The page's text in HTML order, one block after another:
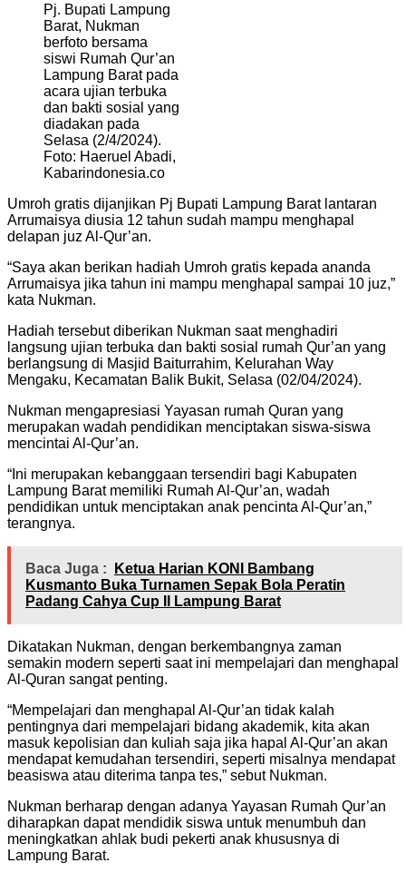
Pj. Bupati Lampung
Barat, Nukman
berfoto bersama
siswi Rumah Qur’an
Lampung Barat pada
acara ujian terbuka
dan bakti sosial yang
diadakan pada
Selasa (2/4/2024).
Foto: Haeruel Abadi,
Kabarindonesia.co
Umroh gratis dijanjikan Pj Bupati Lampung Barat lantaran
Arrumaisya diusia 12 tahun sudah mampu menghapal
delapan juz Al-Qur’an.
“Saya akan berikan hadiah Umroh gratis kepada ananda
Arrumaisya jika tahun ini mampu menghapal sampai 10 juz,”
kata Nukman.
Hadiah tersebut diberikan Nukman saat menghadiri
langsung ujian terbuka dan bakti sosial rumah Qur’an yang
berlangsung di Masjid Baiturrahim, Kelurahan Way
Mengaku, Kecamatan Balik Bukit, Selasa (02/04/2024).
Nukman mengapresiasi Yayasan rumah Quran yang
merupakan wadah pendidikan menciptakan siswa-siswa
mencintai Al-Qur’an.
“Ini merupakan kebanggaan tersendiri bagi Kabupaten
Lampung Barat memiliki Rumah Al-Qur’an, wadah
pendidikan untuk menciptakan anak pencinta Al-Qur’an,”
terangnya.
Baca Juga :
Ketua Harian KONI Bambang
Kusmanto Buka Turnamen Sepak Bola Peratin
Padang Cahya Cup II Lampung Barat
Dikatakan Nukman, dengan berkembangnya zaman
semakin modern seperti saat ini mempelajari dan menghapal
Al-Quran sangat penting.
“Mempelajari dan menghapal Al-Qur’an tidak kalah
pentingnya dari mempelajari bidang akademik, kita akan
masuk kepolisian dan kuliah saja jika hapal Al-Qur’an akan
mendapat kemudahan tersendiri, seperti misalnya mendapat
beasiswa atau diterima tanpa tes,” sebut Nukman.
Nukman berharap dengan adanya Yayasan Rumah Qur’an
diharapkan dapat mendidik siswa untuk menumbuh dan
meningkatkan ahlak budi pekerti anak khususnya di
Lampung Barat.